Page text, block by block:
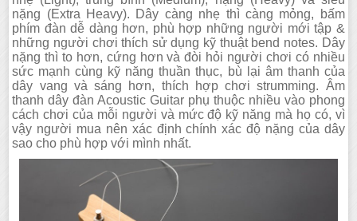
nặng (Extra Heavy). Dây càng nhẹ thì càng mỏng, bấm
phím đàn dễ dàng hơn, phù hợp những người mới tập &
những người chơi thích sử dụng kỹ thuật bend notes. Dây
nặng thì to hơn, cứng hơn và đòi hỏi người chơi có nhiều
sức mạnh cùng kỹ năng thuần thục, bù lại âm thanh của
dây vang và sáng hơn, thích hợp chơi strumming. Âm
thanh dây đàn Acoustic Guitar phụ thuộc nhiều vào phong
cách chơi của mỗi người và mức độ kỹ năng mà họ có, vì
vậy người mua nên xác định chính xác độ nặng của dây
sao cho phù hợp với mình nhất.